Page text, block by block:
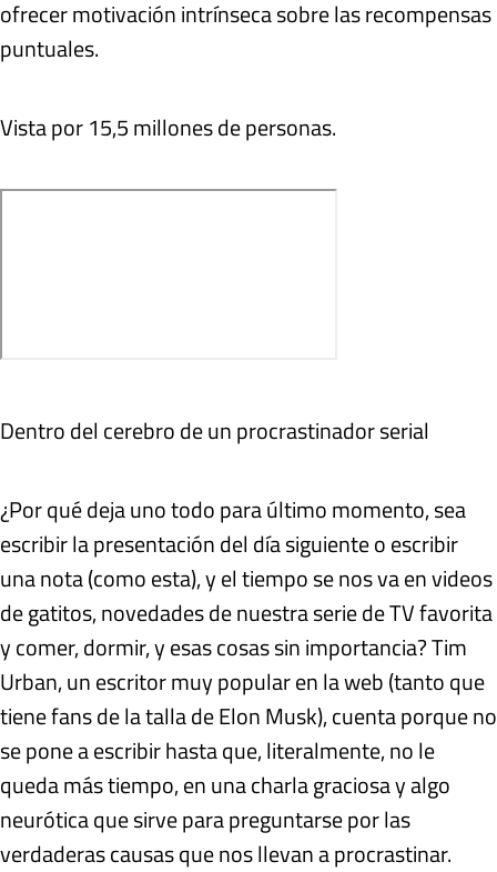
ofrecer motivación intrínseca sobre las recompensas
puntuales.
Vista por 15,5 millones de personas.
Dentro del cerebro de un procrastinador serial
¿Por qué deja uno todo para último momento, sea
escribir la presentación del día siguiente o escribir
una nota (como esta), y el tiempo se nos va en videos
de gatitos, novedades de nuestra serie de TV favorita
y comer, dormir, y esas cosas sin importancia? Tim
Urban, un escritor muy popular en la web (tanto que
tiene fans de la talla de Elon Musk), cuenta porque no
se pone a escribir hasta que, literalmente, no le
queda más tiempo, en una charla graciosa y algo
neurótica que sirve para preguntarse por las
verdaderas causas que nos llevan a procrastinar.